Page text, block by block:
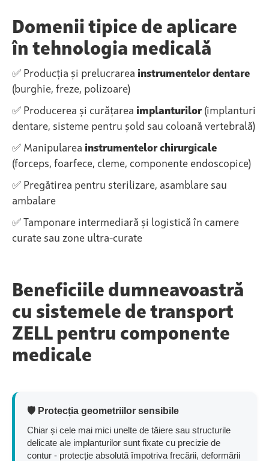
Domenii tipice de aplicare
în tehnologia medicală
✅ Producția și prelucrarea instrumentelor dentare
(burghie, freze, polizoare)
✅ Producerea și curățarea implanturilor(implanturi
dentare, sisteme pentru șold sau coloană vertebrală)
✅ Manipularea instrumentelor chirurgicale
(forceps, foarfece, cleme, componente endoscopice)
✅ Pregătirea pentru sterilizare, asamblare sau
ambalare
✅ Tamponare intermediară și logistică în camere
curate sau zone ultra-curate
Beneficiile dumneavoastră
cu sistemele de transport
ZELL pentru componente
medicale
🛡️ Protecția geometriilor sensibile
Chiar și cele mai mici unelte de tăiere sau structurile
delicate ale implanturilor sunt fixate cu precizie de
contur - protecție absolută împotriva frecării, deformării